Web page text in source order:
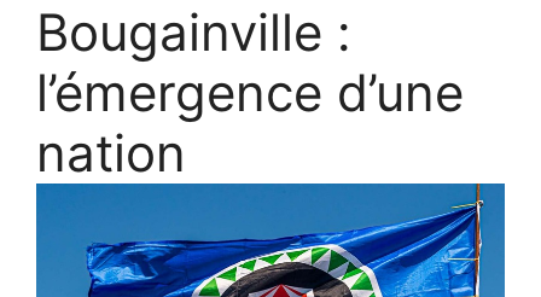
Bougainville :
l’émergence d’une
nation